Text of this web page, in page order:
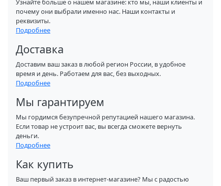
Узнайте больше о нашем магазине: кто мы, наши клиенты и
почему они выбрали именно нас. Наши контакты и
реквизиты.
Подробнее
Доставка
Доставим ваш заказ в любой регион России, в удобное
время и день. Работаем для вас, без выходных.
Подробнее
Мы гарантируем
Мы гордимся безупречной репутацией нашего магазина.
Если товар не устроит вас, вы всегда сможете вернуть
деньги.
Подробнее
Как купить
Ваш первый заказ в интернет-магазине? Мы с радостью